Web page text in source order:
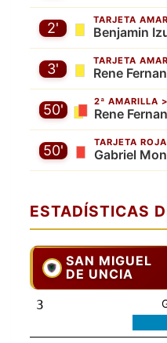
TARJETA
Benjamin
2'
TARJETA
Rene
3'
2ª AMARILLA
Rene
50'
TARJETA ROJA
Gabriel
50'
ESTADÍSTICAS
SAN MIGUEL
DE UNCIA
3